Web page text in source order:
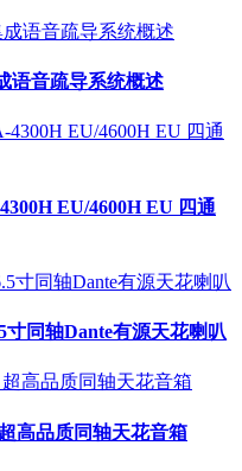
语音疏导系统概述
EU/4600H EU 四通
同轴Dante有源天花喇叭
高品质同轴天花音箱